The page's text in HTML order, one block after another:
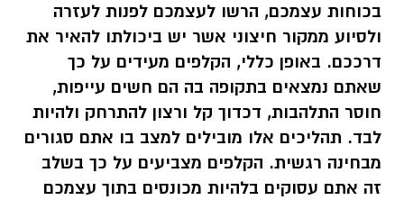
בכוחות עצמכם, הרשו לעצמכם לפנות לעזרה
ולסיוע ממקור חיצוני אשר יש ביכולתו להאיר את
דרככם. באופן כללי, הקלפים מעידים על כך
שאתם נמצאים בתקופה בה הם חשים עייפות,
חוסר התלהבות, דכדוך קל ורצון להתרחק ולהיות
לבד. תהליכים אלו מובילים למצב בו אתם סגורים
מבחינה רגשית. הקלפים מצביעים על כך בשלב
זה אתם עסוקים בלהיות מכונסים בתוך עצמכם